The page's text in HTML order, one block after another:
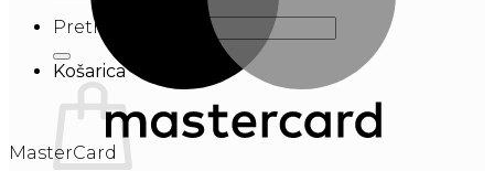
Pretraži:
Košarica
MasterCard